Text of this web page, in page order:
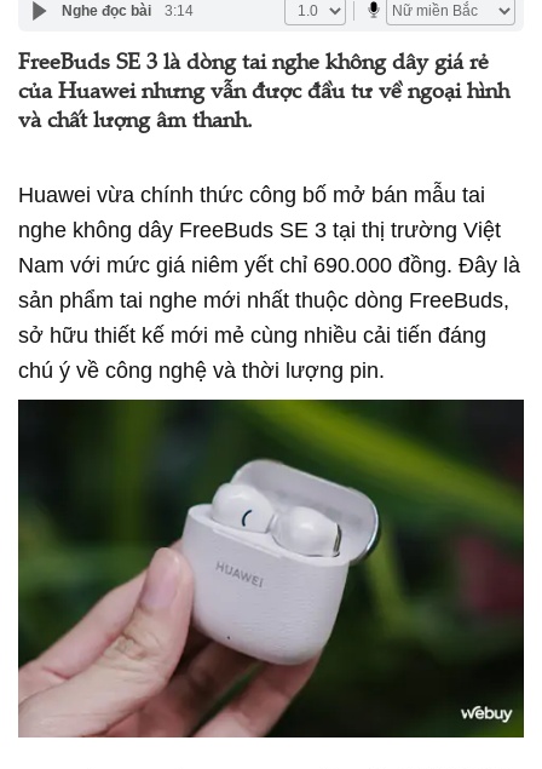
Nghe đọc bài 3:14
FreeBuds SE 3 là dòng tai nghe không dây giá rẻ
của Huawei nhưng vẫn được đầu tư về ngoại hình
và chất lượng âm thanh.
Huawei vừa chính thức công bố mở bán mẫu tai
nghe không dây FreeBuds SE 3 tại thị trường Việt
Nam với mức giá niêm yết chỉ 690.000 đồng. Đây là
sản phẩm tai nghe mới nhất thuộc dòng FreeBuds,
sở hữu thiết kế mới mẻ cùng nhiều cải tiến đáng
chú ý về công nghệ và thời lượng pin.